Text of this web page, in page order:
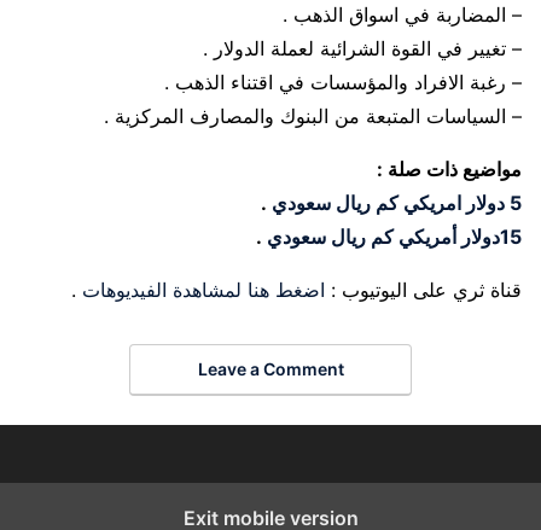
– المضاربة في اسواق الذهب .
– تغيير في القوة الشرائية لعملة الدولار .
– رغبة الافراد والمؤسسات في اقتناء الذهب .
– السياسات المتبعة من البنوك والمصارف المركزية .
مواضيع ذات صلة :
5 دولار امريكي كم ريال سعودي
.
15دولار أمريكي كم ريال سعودي
.
قناة ثري على اليوتيوب : اضغط هنا لمشاهدة الفيديوهات .
Leave a Comment
Exit mobile version